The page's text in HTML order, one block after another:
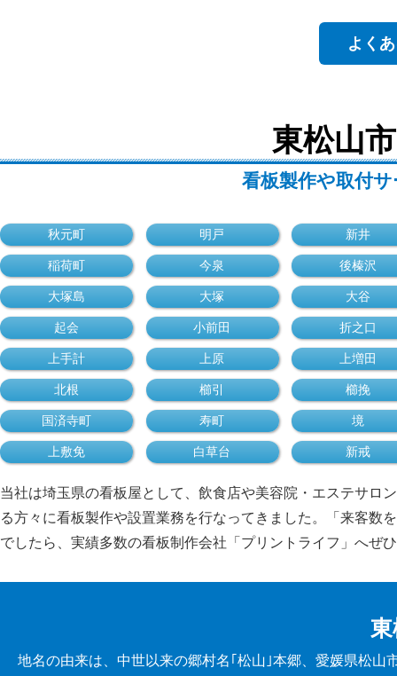
よく
東松山
看板製作や取付
秋元町 明戸 新井
稲荷町 今泉 後榛沢
大塚島 大塚 大谷
起会 小前田 折之口
上手計 上原 上増田
北根 櫛引 櫛挽
国済寺町 寿町 境
上敷免 白草台 新戒
当社は埼玉県の看板屋として、飲食店や美容院・エステサロ
る方々に看板製作や設置業務を行なってきました。「来客数
でしたら、実績多数の看板制作会社「プリントライフ」へぜ
地名の由来は、中世以来の郷村名｢松山｣本郷、愛媛県松